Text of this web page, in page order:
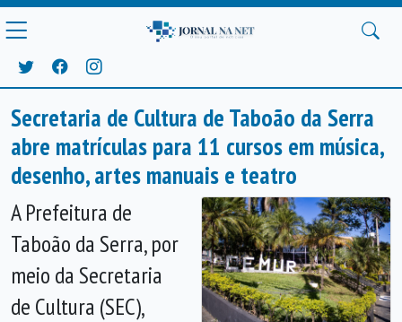
Secretaria de Cultura de Taboão da Serra
abre matrículas para 11 cursos em música,
desenho, artes manuais e teatro
A Prefeitura de
Taboão da Serra, por
meio da Secretaria
de Cultura (SEC),